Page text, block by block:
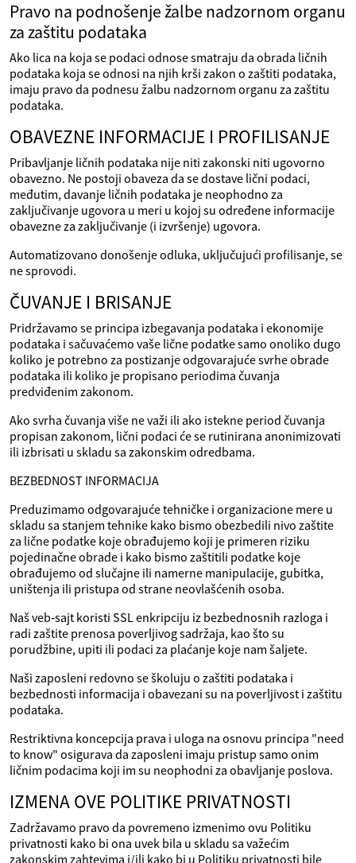
Pravo na podnošenje žalbe nadzornom organu
za zaštitu podataka
Ako lica na koja se podaci odnose smatraju da obrada ličnih
podataka koja se odnosi na njih krši zakon o zaštiti podataka,
imaju pravo da podnesu žalbu nadzornom organu za zaštitu
podataka.
OBAVEZNE INFORMACIJE I PROFILISANJE
Pribavljanje ličnih podataka nije niti zakonski niti ugovorno
obavezno. Ne postoji obaveza da se dostave lični podaci,
međutim, davanje ličnih podataka je neophodno za
zaključivanje ugovora u meri u kojoj su određene informacije
obavezne za zaključivanje (i izvršenje) ugovora.
Automatizovano donošenje odluka, uključujući profilisanje, se
ne sprovodi.
ČUVANJE I BRISANJE
Pridržavamo se principa izbegavanja podataka i ekonomije
podataka i sačuvaćemo vaše lične podatke samo onoliko dugo
koliko je potrebno za postizanje odgovarajuće svrhe obrade
podataka ili koliko je propisano periodima čuvanja
predviđenim zakonom.
Ako svrha čuvanja više ne važi ili ako istekne period čuvanja
propisan zakonom, lični podaci će se rutinirana anonimizovati
ili izbrisati u skladu sa zakonskim odredbama.
BEZBEDNOST INFORMACIJA
Preduzimamo odgovarajuće tehničke i organizacione mere u
skladu sa stanjem tehnike kako bismo obezbedili nivo zaštite
za lične podatke koje obrađujemo koji je primeren riziku
pojedinačne obrade i kako bismo zaštitili podatke koje
obrađujemo od slučajne ili namerne manipulacije, gubitka,
uništenja ili pristupa od strane neovlašćenih osoba.
Naš veb‑sajt koristi SSL enkripciju iz bezbednosnih razloga i
radi zaštite prenosa poverljivog sadržaja, kao što su
porudžbine, upiti ili podaci za plaćanje koje nam šaljete.
Naši zaposleni redovno se školuju o zaštiti podataka i
bezbednosti informacija i obavezani su na poverljivost i zaštitu
podataka.
Restriktivna koncepcija prava i uloga na osnovu principa "need
to know" osigurava da zaposleni imaju pristup samo onim
ličnim podacima koji im su neophodni za obavljanje poslova.
IZMENA OVE POLITIKE PRIVATNOSTI
Zadržavamo pravo da povremeno izmenimo ovu Politiku
privatnosti kako bi ona uvek bila u skladu sa važećim
zakonskim zahtevima i/ili kako bi u Politiku privatnosti bile